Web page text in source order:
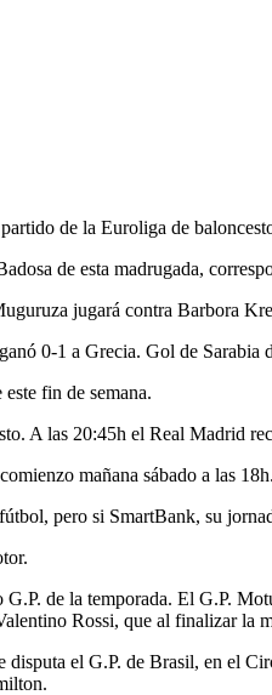
de la Euroliga de
de esta madrugada,
jugará contra Barbora
0-1 a Grecia. Gol de
fin de semana.
A las 20:45h el Real Madrid
mañana sábado a las 18h.
pero si SmartBank, su
de la temporada. El G.P.
Rossi, que al finalizar la
el G.P. de Brasil, en el